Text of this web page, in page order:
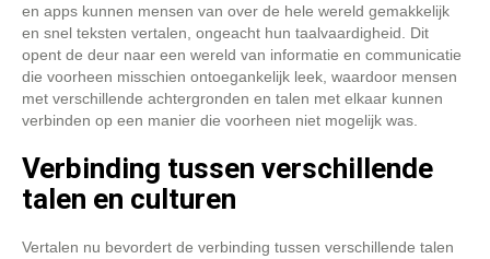
en apps kunnen mensen van over de hele wereld gemakkelijk
en snel teksten vertalen, ongeacht hun taalvaardigheid. Dit
opent de deur naar een wereld van informatie en communicatie
die voorheen misschien ontoegankelijk leek, waardoor mensen
met verschillende achtergronden en talen met elkaar kunnen
verbinden op een manier die voorheen niet mogelijk was.
Verbinding tussen verschillende
talen en culturen
Vertalen nu bevordert de verbinding tussen verschillende talen